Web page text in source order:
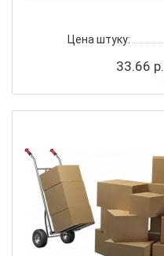
Цена штуку:
33.66 р.